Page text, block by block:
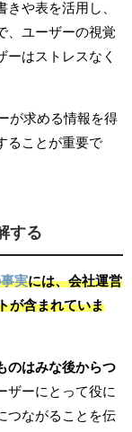
や表を活用し、
、ユーザーの視覚
ーはストレスなく
が求める情報を得
ることが重要で
する
実には、会社運営
が含まれていま
のはみな後からつ
ザーにとって役に
つながることを伝